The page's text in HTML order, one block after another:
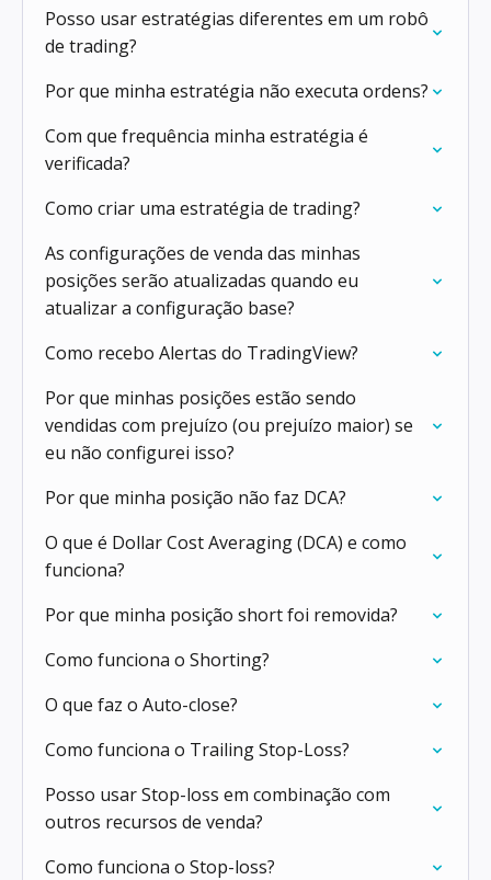
Posso usar estratégias diferentes em um robô
de trading?
Por que minha estratégia não executa ordens?
Com que frequência minha estratégia é
verificada?
Como criar uma estratégia de trading?
As configurações de venda das minhas
posições serão atualizadas quando eu
atualizar a configuração base?
Como recebo Alertas do TradingView?
Por que minhas posições estão sendo
vendidas com prejuízo (ou prejuízo maior) se
eu não configurei isso?
Por que minha posição não faz DCA?
O que é Dollar Cost Averaging (DCA) e como
funciona?
Por que minha posição short foi removida?
Como funciona o Shorting?
O que faz o Auto-close?
Como funciona o Trailing Stop-Loss?
Posso usar Stop-loss em combinação com
outros recursos de venda?
Como funciona o Stop-loss?